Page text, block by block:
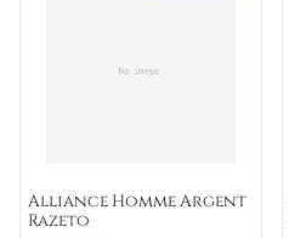
Alliance Homme Argent
Razeto